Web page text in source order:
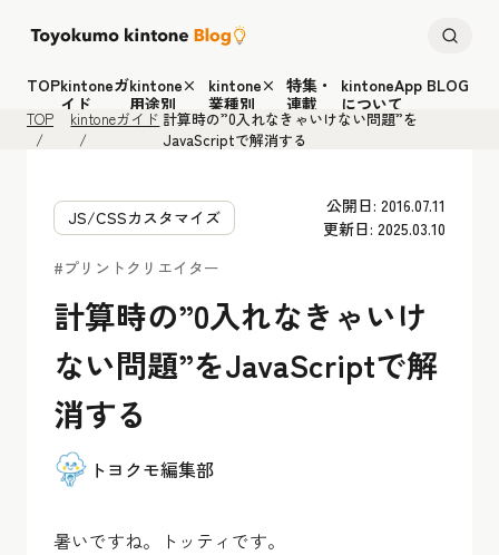
TOPkintoneガ
イド
kintone×
用途別
kintone×
業種別
特集・
連載
kintoneApp BLOG
について
TOP kintoneガイド 計算時の”0入れなきゃいけない問題”を
JavaScriptで解消する
JS/CSSカスタマイズ
公開日: 2016.07.11
更新日: 2025.03.10
#プリントクリエイター
計算時の”0入れなきゃいけ
ない問題”をJavaScriptで解
消する
トヨクモ編集部
暑いですね。トッティです。